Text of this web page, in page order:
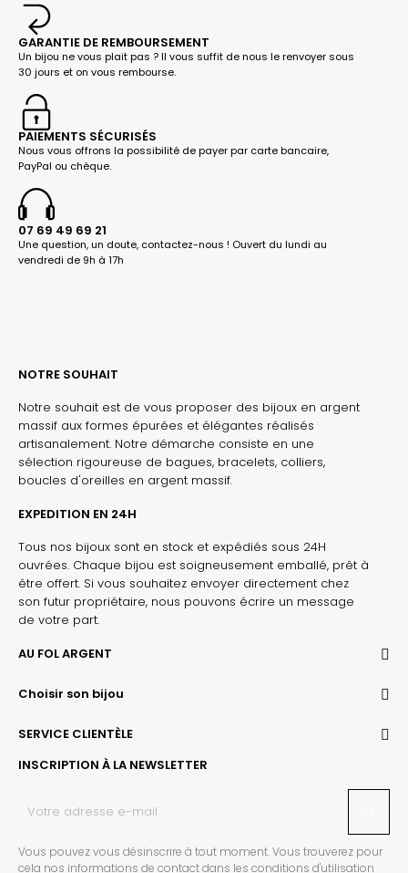
GARANTIE DE REMBOURSEMENT
Un bijou ne vous plait pas ? Il vous suffit de nous le renvoyer sous
30 jours et on vous rembourse.
PAIEMENTS SÉCURISÉS
Nous vous offrons la possibilité de payer par carte bancaire,
PayPal ou chèque.
07 69 49 69 21
Une question, un doute, contactez-nous ! Ouvert du lundi au
vendredi de 9h à 17h
NOTRE SOUHAIT
Notre souhait est de vous proposer des bijoux en argent
massif aux formes épurées et élégantes réalisés
artisanalement. Notre démarche consiste en une
sélection rigoureuse de bagues, bracelets, colliers,
boucles d'oreilles en argent massif.
EXPEDITION EN 24H
Tous nos bijoux sont en stock et expédiés sous 24H
ouvrées. Chaque bijou est soigneusement emballé, prêt à
être offert. Si vous souhaitez envoyer directement chez
son futur propriétaire, nous pouvons écrire un message
de votre part.
AU FOL ARGENT
Choisir son bijou
SERVICE CLIENTÈLE
INSCRIPTION À LA NEWSLETTER
Vous pouvez vous désinscrire à tout moment. Vous trouverez pour
cela nos informations de contact dans les conditions d'utilisation